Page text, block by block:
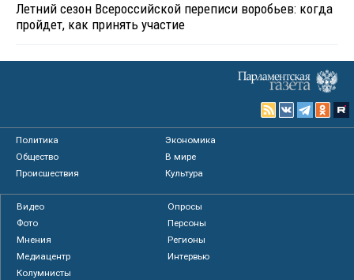
Летний сезон Всероссийской переписи воробьев: когда
пройдет, как принять участие
Политика
Экономика
Общество
В мире
Происшествия
Культура
Видео
Опросы
Фото
Персоны
Мнения
Регионы
Медиацентр
Интервью
Колумнисты